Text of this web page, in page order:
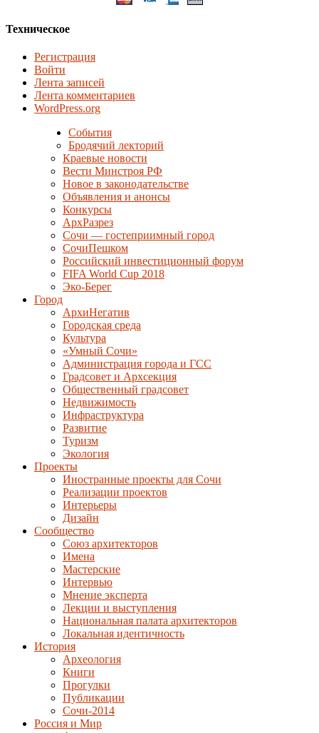
Техническое
Регистрация
Войти
Лента записей
Лента комментариев
WordPress.org
События
Бродячий лекторий
Краевые новости
Вести Минстроя РФ
Новое в законодательстве
Объявления и анонсы
Конкурсы
АрхРазрез
Сочи — гостеприимный город
СочиПешком
Российский инвестиционный форум
FIFA World Cup 2018
Эко-Берег
Город
АрхиНегатив
Городская среда
Культура
«Умный Сочи»
Администрация города и ГСС
Градсовет и Архсекция
Общественный градсовет
Недвижимость
Инфраструктура
Развитие
Туризм
Экология
Проекты
Иностранные проекты для Сочи
Реализации проектов
Интерьеры
Дизайн
Сообщество
Союз архитекторов
Имена
Мастерские
Интервью
Мнение эксперта
Лекции и выступления
Национальная палата архитекторов
Локальная идентичность
История
Археология
Книги
Прогулки
Публикации
Сочи-2014
Россия и Мир